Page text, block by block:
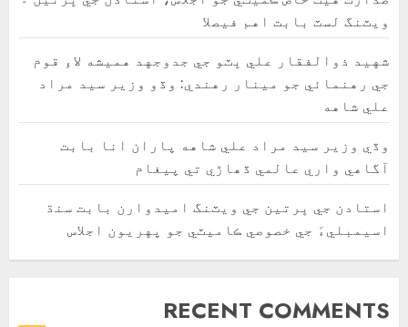
ويٽنگ لسٽ بابت اهم فيصلا
شهيد ذوالفقار علي ڀٽو جي جدوجهد هميشه لاءِ قوم
جي رهنمائي جو مينار رهندي: وڏو وزير سيد مراد
علي شاهه
وڏي وزير سيد مراد علي شاهه پاران انا بابت
آگاهي واري عالمي ڏھاڙي تي پيغام
استادن جي ڀرتين جي ويٽنگ اميدوارن بابت سنڌ
اسيمبليءَ جي خصوصي ڪاميٽي جو پهريون اجلاس
RECENT COMMENTS